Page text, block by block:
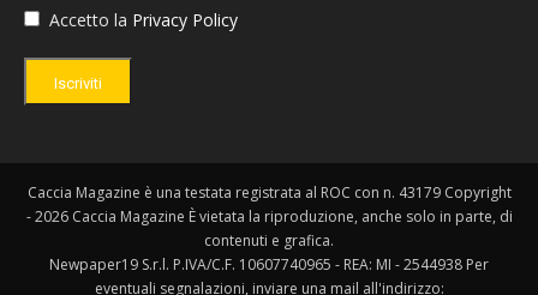
Accetto la Privacy Policy
Iscriviti
Caccia Magazine è una testata registrata al ROC con n. 43179 Copyright
- 2026 Caccia Magazine È vietata la riproduzione, anche solo in parte, di
contenuti e grafica.
Newpaper19 S.r.l. P.IVA/C.F. 10607740965 - REA: MI - 2544938 Per
eventuali segnalazioni, inviare una mail all'indirizzo: